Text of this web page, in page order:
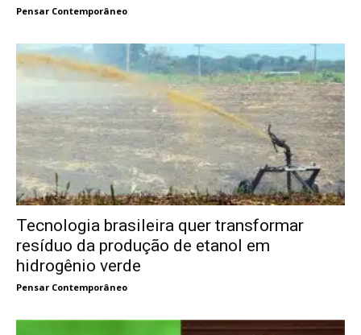
Pensar Contemporâneo
Tecnologia brasileira quer transformar
resíduo da produção de etanol em
hidrogênio verde
Pensar Contemporâneo